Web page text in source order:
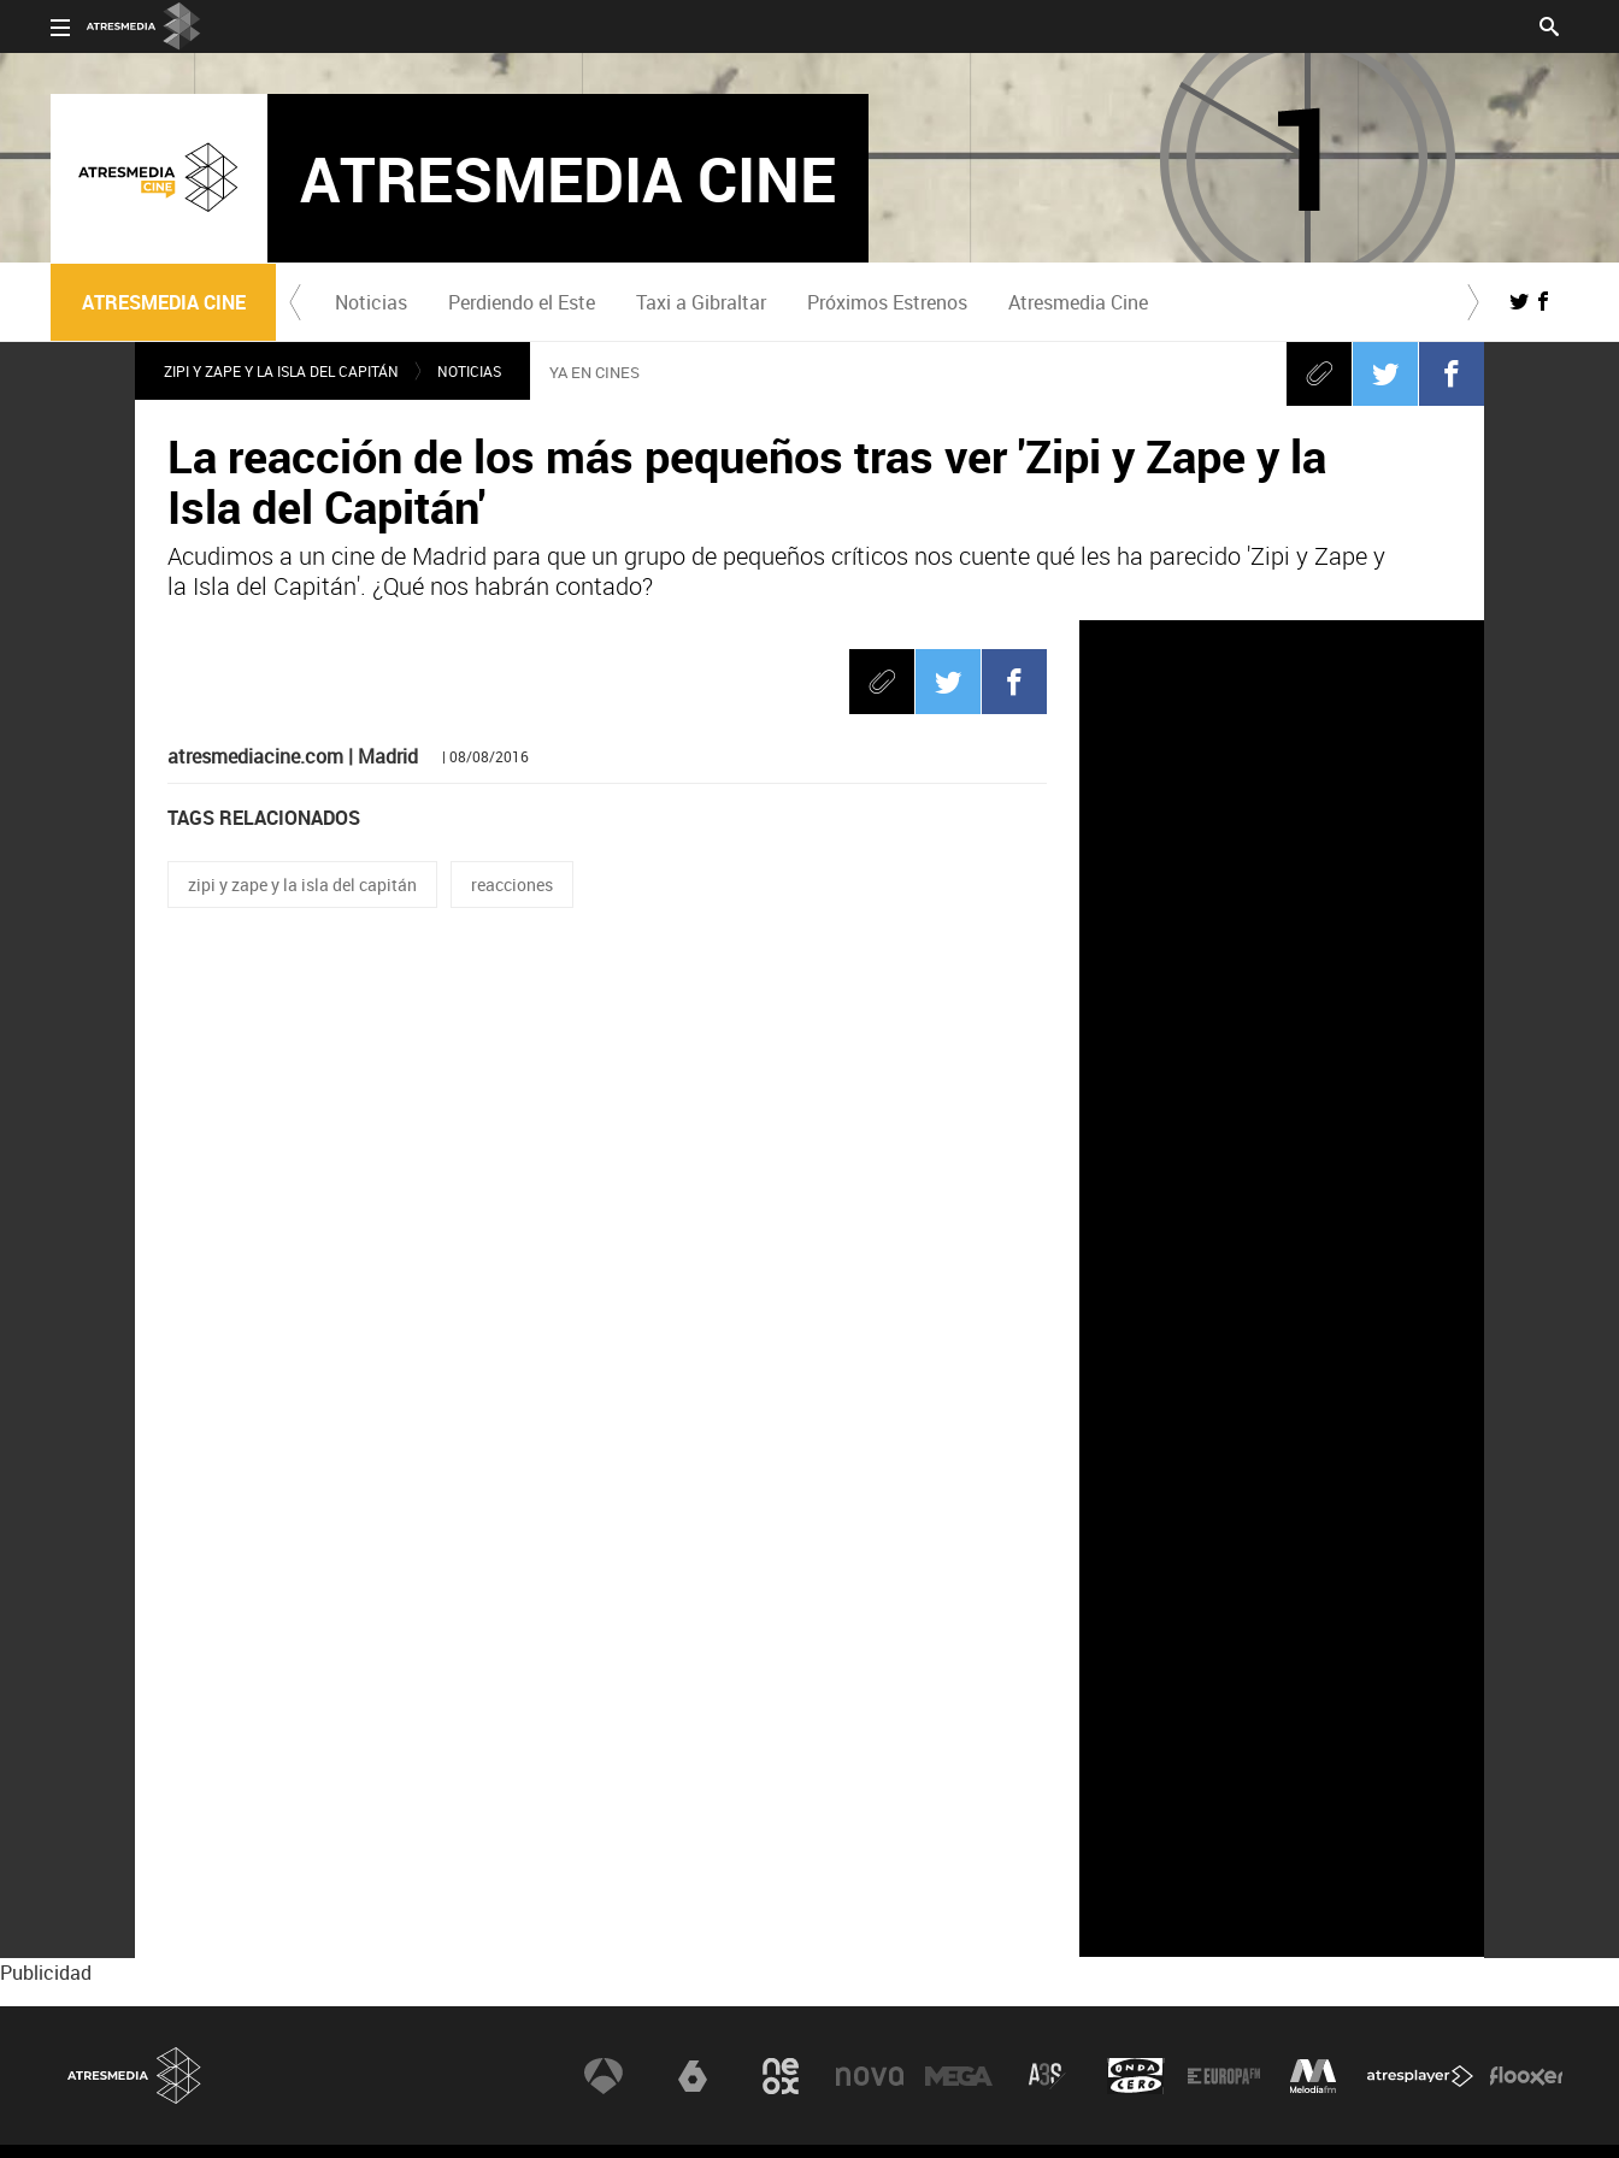
ATRESMEDIA CINE
ATRESMEDIA CINE Noticias Perdiendo el Este Taxi a Gibraltar Próximos Estrenos Atresmedia Cine
ZIPI Y ZAPE Y LA ISLA DEL CAPITÁN NOTICIAS YA EN CINES
La reacción de los más pequeños tras ver 'Zipi y Zape y la
Isla del Capitán'
Acudimos a un cine de Madrid para que un grupo de pequeños críticos nos cuente qué les ha parecido 'Zipi y Zape y
la Isla del Capitán'. ¿Qué nos habrán contado?
atresmediacine.com | Madrid | 08/08/2016
TAGS RELACIONADOS
zipi y zape y la isla del capitán reacciones
Publicidad